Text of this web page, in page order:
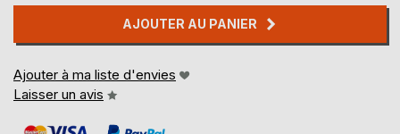
AJOUTER AU PANIER
Ajouter à ma liste d'envies
Laisser un avis